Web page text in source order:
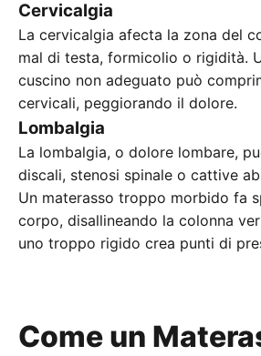
Cervicalgia
La cervicalgia afecta la zona del
mal di testa, formicolio o rigidità.
cuscino non adeguato può
cervicali, peggiorando il dolore.
Lombalgia
La lombalgia, o dolore lombare,
discali, stenosi spinale o cattive
Un materasso troppo morbido fa
corpo, disallineando la colonna
uno troppo rigido crea punti di
Come un